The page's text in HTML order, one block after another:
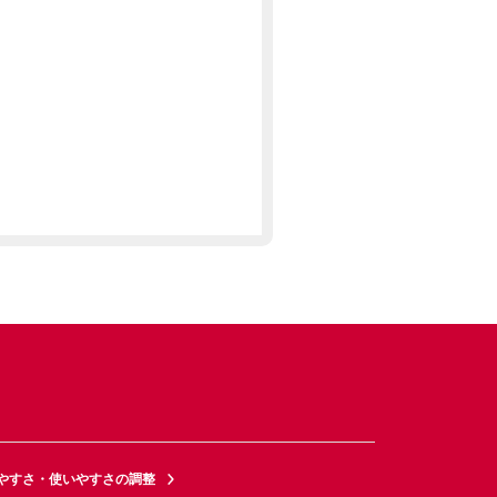
すさ・使いやすさの調整